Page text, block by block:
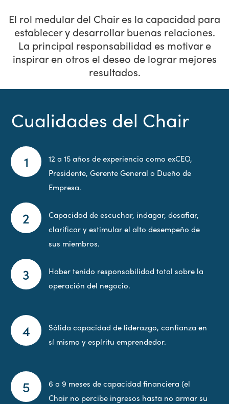
El rol medular del Chair es la capacidad para
establecer y desarrollar buenas relaciones.
La principal responsabilidad es motivar e
inspirar en otros el deseo de lograr mejores
resultados.
Cualidades del Chair
12 a 15 años de experiencia como exCEO,
Presidente, Gerente General o Dueño de
Empresa.
Capacidad de escuchar, indagar, desafiar,
clarificar y estimular el alto desempeño de
sus miembros.
Haber tenido responsabilidad total sobre la
operación del negocio.
Sólida capacidad de liderazgo, confianza en
sí mismo y espíritu emprendedor.
6 a 9 meses de capacidad financiera (el
Chair no percibe ingresos hasta no armar su